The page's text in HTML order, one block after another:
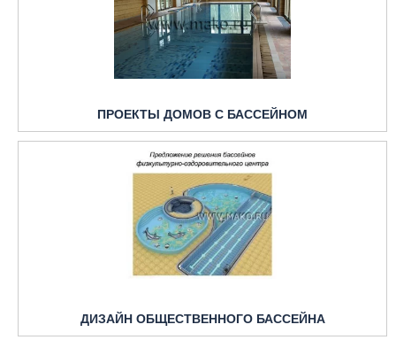
ПРОЕКТЫ ДОМОВ С БАССЕЙНОМ
ДИЗАЙН ОБЩЕСТВЕННОГО БАССЕЙНА